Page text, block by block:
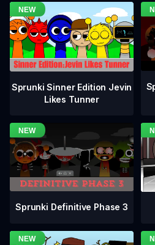
Sprunki Sinner Edition Jevin
Likes Tunner
Sprunki Definitive Phase 3